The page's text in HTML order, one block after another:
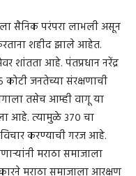
सैनिक परंपरा लाभली असून
शहीद झाले आहेत.
शांतता आहे. पंतप्रधान नरेंद्र
जनतेच्या संरक्षणाची
तसेच आम्ही वागू या
आहे. त्यामुळे ३७० चा
करण्याची गरज आहे.
मराठा समाजाला
मराठा समाजाला आरक्षण